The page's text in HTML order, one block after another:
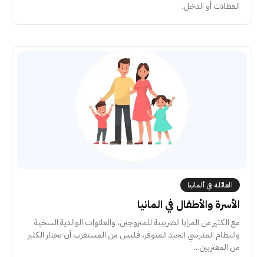
العطلات أو الدخل.
العائلة في ألمانيا
الأسرة والأطفال في المانيا
مع الكثير من المزايا الضريبية للمتزوجين، والعلاوات الوالدية السخية
والنظام المدرسي الجيد المتوفر، فليس من المستغرب أن يختار الكثير
من المغتربين...